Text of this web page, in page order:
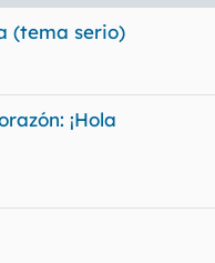
(tema serio)
¡Hola